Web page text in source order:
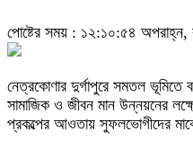
পোষ্টের সময় : ১২:১০:৫৪ অপরাহ্ন,
নেত্রকোণার দুর্গাপুরে সমতল
সামাজিক ও জীবন মান উন্নয়নের
প্রকল্পের আওতায় সুফলভোগীদের